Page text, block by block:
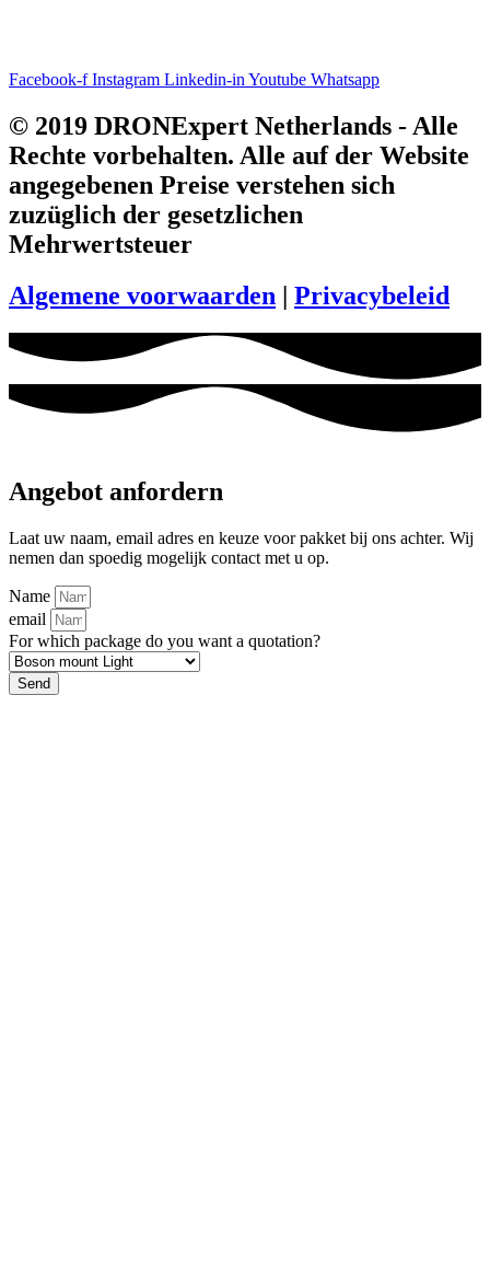
Facebook-f Instagram Linkedin-inYoutube Whatsapp
© 2019 DRONExpert Netherlands - Alle
Rechte vorbehalten. Alle auf der Website
angegebenen Preise verstehen sich
zuzüglich der gesetzlichen
Mehrwertsteuer
Algemene voorwaarden
Privacybeleid
Angebot anfordern
Laat uw naam, email adres en keuze voor pakket bij ons achter. Wij
nemen dan spoedig mogelijk contact met u op.
Name
email
For which package do you want a quotation?
Send